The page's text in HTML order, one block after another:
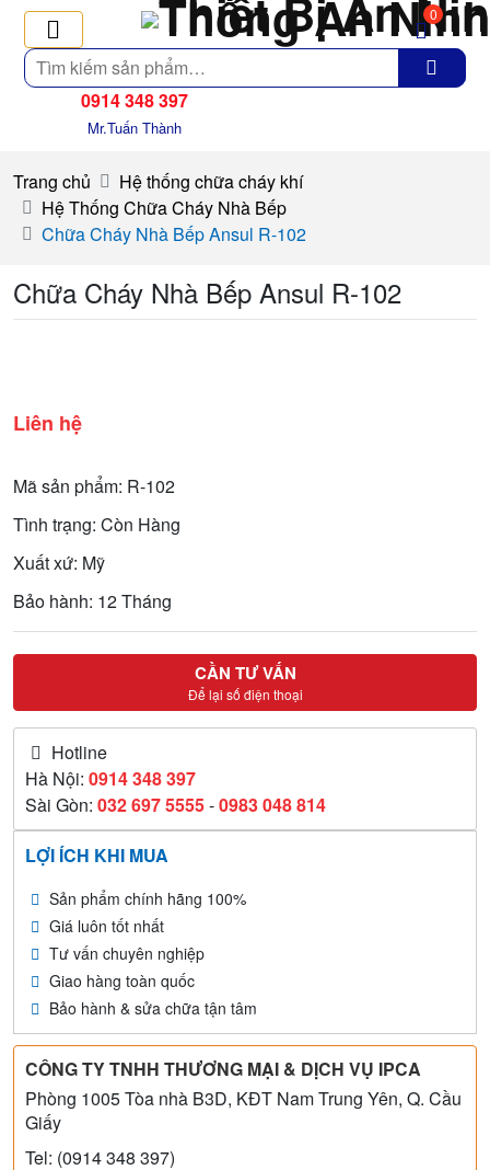
Tìm
kiếm
0
0914 348 397
Mr.Tuấn Thành
Trang chủ
Hệ thống chữa cháy khí
Hệ Thống Chữa Cháy Nhà Bếp
Chữa Cháy Nhà Bếp Ansul R-102
Chữa Cháy Nhà Bếp Ansul R-102
Liên hệ
Mã sản phẩm: R-102
Tình trạng: Còn Hàng
Xuất xứ: Mỹ
Bảo hành: 12 Tháng
CẦN TƯ VẤN
Để lại số điện thoại
Hotline
Hà Nội: 0914 348 397
Sài Gòn: 032 697 5555-0983 048 814
LỢI ÍCH KHI MUA
Sản phẩm chính hãng 100%
Giá luôn tốt nhất
Tư vấn chuyên nghiệp
Giao hàng toàn quốc
Bảo hành & sửa chữa tận tâm
CÔNG TY TNHH THƯƠNG MẠI & DỊCH VỤ IPCA
Phòng 1005 Tòa nhà B3D, KĐT Nam Trung Yên, Q. Cầu
Giấy
Tel: (0914 348 397)